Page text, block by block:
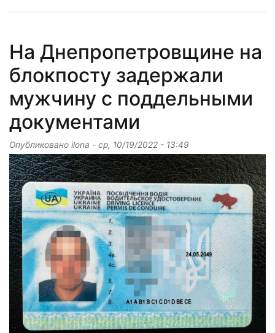
На Днепропетровщине на
блокпосту задержали
мужчину с поддельными
документами
Опубликовано ilona - ср, 10/19/2022 - 13:49